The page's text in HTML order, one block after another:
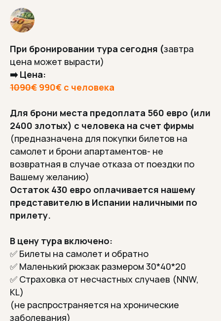
При бронировании тура сегодня (завтра
цена может вырасти)
➡️ Цена:
1090€ 990€ с человека
Для брони места предоплата 560 евро (или
2400 злотых) с человека на счет фирмы
(предназначена для покупки билетов на
самолет и брони апартаментов- не
возвратная в случае отказа от поездки по
Вашему желанию)
Остаток 430 евро оплачивается нашему
представителю в Испании наличными по
прилету.
В цену тура включено:
✅ Билеты на самолет и обратно
✅ Маленький рюкзак размером 30*40*20
✅ Страховка от несчастных случаев (NNW,
KL)
(не распространяется на хронические
заболевания)
ВСЁ ЗАРАНЕЕ ВКЛЮЧЕНО
От транспорта до прогулок.
Без неожиданных доплат
после брони.
90% ТУРИСТОВ
ВОЗВРАЩАЮТСЯ К
Остаются очень довольны и
В цене тура включены услуги
трансфера по Испании
Мы не просто турфирма
/О нас